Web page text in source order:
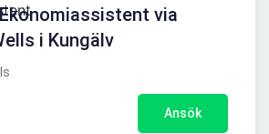
via
i Kungälv
Ansök